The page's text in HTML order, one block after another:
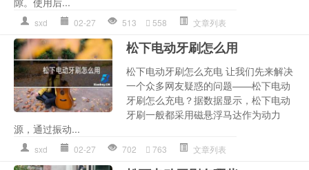
sxd 02-27 513 558 文章列表
松下电动牙刷怎么用
松下电动牙刷怎么充电 让我们先来解决
一个众多网友疑惑的问题——松下电动
牙刷怎么充电？据数据显示，松下电动
牙刷一般都采用磁悬浮马达作为动力
源，通过振动...
sxd 02-27 702 763 文章列表